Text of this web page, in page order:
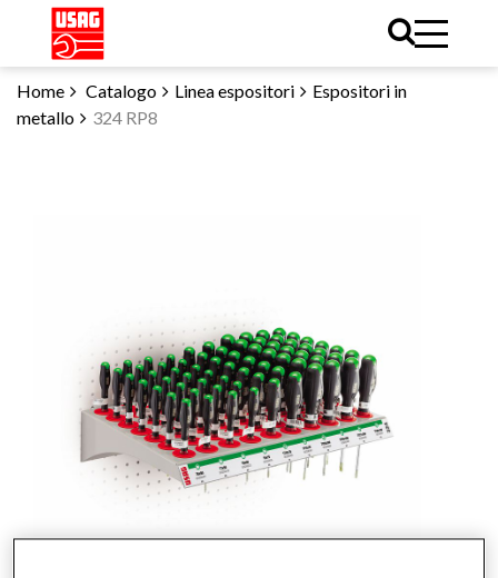
Home Catalogo Linea espositori
Espositori in
metallo
324 RP8